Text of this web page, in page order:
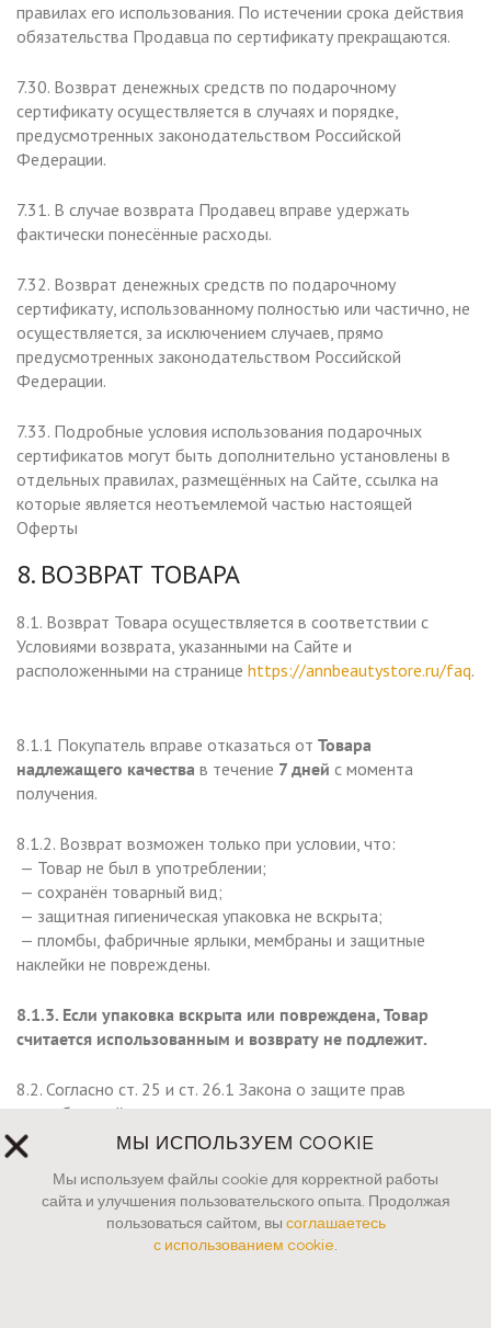
правилах его использования. По истечении срока действия
обязательства Продавца по сертификату прекращаются.
7.30. Возврат денежных средств по подарочному
сертификату осуществляется в случаях и порядке,
предусмотренных законодательством Российской
Федерации.
7.31. В случае возврата Продавец вправе удержать
фактически понесённые расходы.
7.32. Возврат денежных средств по подарочному
сертификату, использованному полностью или частично, не
осуществляется, за исключением случаев, прямо
предусмотренных законодательством Российской
Федерации.
7.33. Подробные условия использования подарочных
сертификатов могут быть дополнительно установлены в
отдельных правилах, размещённых на Сайте, ссылка на
которые является неотъемлемой частью настоящей
Оферты
8. ВОЗВРАТ ТОВАРА
8.1. Возврат Товара осуществляется в соответствии с
Условиями возврата, указанными на Сайте и
расположенными на странице https://annbeautystore.ru/faq.
8.1.1 Покупатель вправе отказаться от Товара
надлежащего качества в течение 7 дней с момента
получения.
8.1.2. Возврат возможен только при условии, что:
— Товар не был в употреблении;
— сохранён товарный вид;
— защитная гигиеническая упаковка не вскрыта;
— пломбы, фабричные ярлыки, мембраны и защитные
наклейки не повреждены.
8.1.3. Если упаковка вскрыта или повреждена, Товар
считается использованным и возврату не подлежит.
8.2. Согласно ст. 25 и ст. 26.1 Закона о защите прав
потребителей, а также санитарным нормамне подлежат
возврату товары, контактирующие с кожей или
слизистыми при пользовании
косметические средства(крема, тоники, бальзамы,
декоративная косметика и др.);
кисти для макияжа, губки, спонжи, аппликаторы;
МЫ ИСПОЛЬЗУЕМ COOKIE
Мы используем файлы cookie для корректной работы
сайта и улучшения пользовательского опыта. Продолжая
пользоваться сайтом, вы соглашаетесь
с использованием cookie.